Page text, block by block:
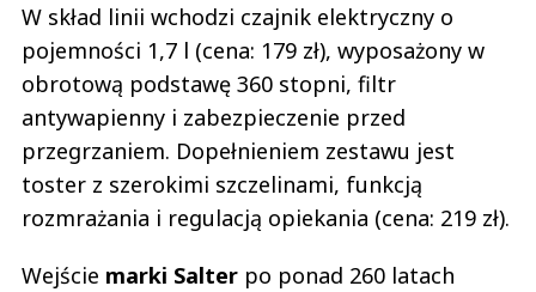
W skład linii wchodzi czajnik elektryczny o
pojemności 1,7 l (cena: 179 zł), wyposażony w
obrotową podstawę 360 stopni, filtr
antywapienny i zabezpieczenie przed
przegrzaniem. Dopełnieniem zestawu jest
toster z szerokimi szczelinami, funkcją
rozmrażania i regulacją opiekania (cena: 219 zł).
Wejście marki Salter po ponad 260 latach